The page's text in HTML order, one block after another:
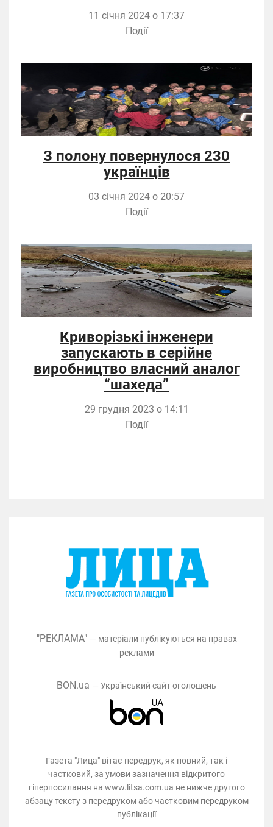
Події
11 січня 2024 о 17:37
З полону повернулося 230
українців
Події
03 січня 2024 о 20:57
Криворізькі інженери
запускають в серійне
виробництво власний аналог
“шахеда”
Події
29 грудня 2023 о 14:11
"РЕКЛАМА" — матеріали публікуються на правах
реклами
BON.ua — Український сайт оголошень
Газета "Лица" вітає передрук, як повний, так і
частковий, за умови зазначення відкритого
гіперпосилання на www.litsa.com.ua не нижче другого
абзацу тексту з передруком або частковим передруком
публікації